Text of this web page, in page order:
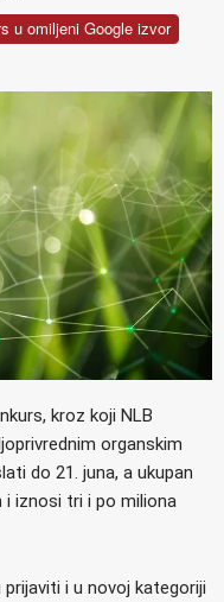
u omiljeni Google izvor
kroz koji NLB
organskim
do 21. juna, a ukupan
i iznosi tri i po miliona
i u novoj kategoriji